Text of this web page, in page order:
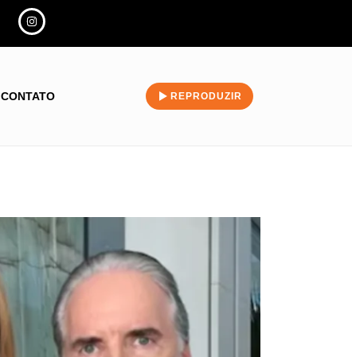
CONTATO REPRODUZIR